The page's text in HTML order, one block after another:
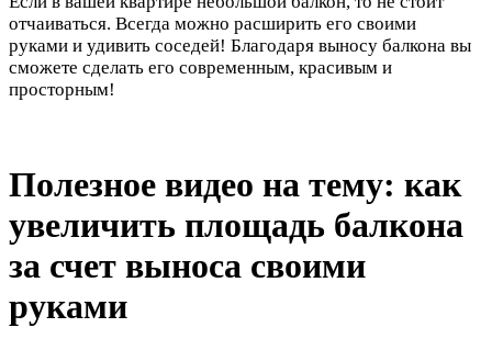
отчаиваться. Всегда можно расширить его своими
руками и удивить соседей! Благодаря выносу балкона вы
сможете сделать его современным, красивым и
просторным!
Полезное видео на тему: как
увеличить площадь балкона
за счет выноса своими
руками